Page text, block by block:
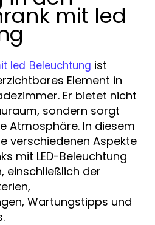
mit led
led Beleuchtung ist
Element in
Er bietet nicht
sondern sorgt
Atmosphäre. In diesem
verschiedenen Aspekte
mit LED-Beleuchtung
einschließlich der
Wartungstipps und